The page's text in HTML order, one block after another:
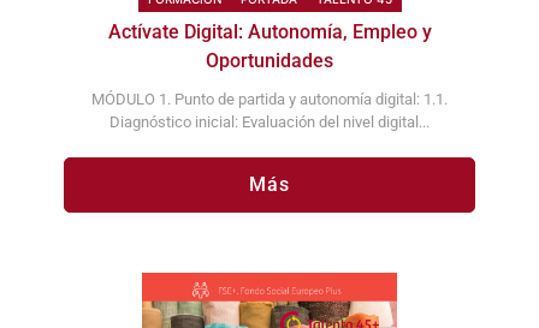
FORMACIÓN PORTADA TALENTO 45
Actívate Digital: Autonomía, Empleo y
Oportunidades
MÓDULO 1. Punto de partida y autonomía digital: 1.1.
Diagnóstico inicial: Evaluación del nivel digital...
Más